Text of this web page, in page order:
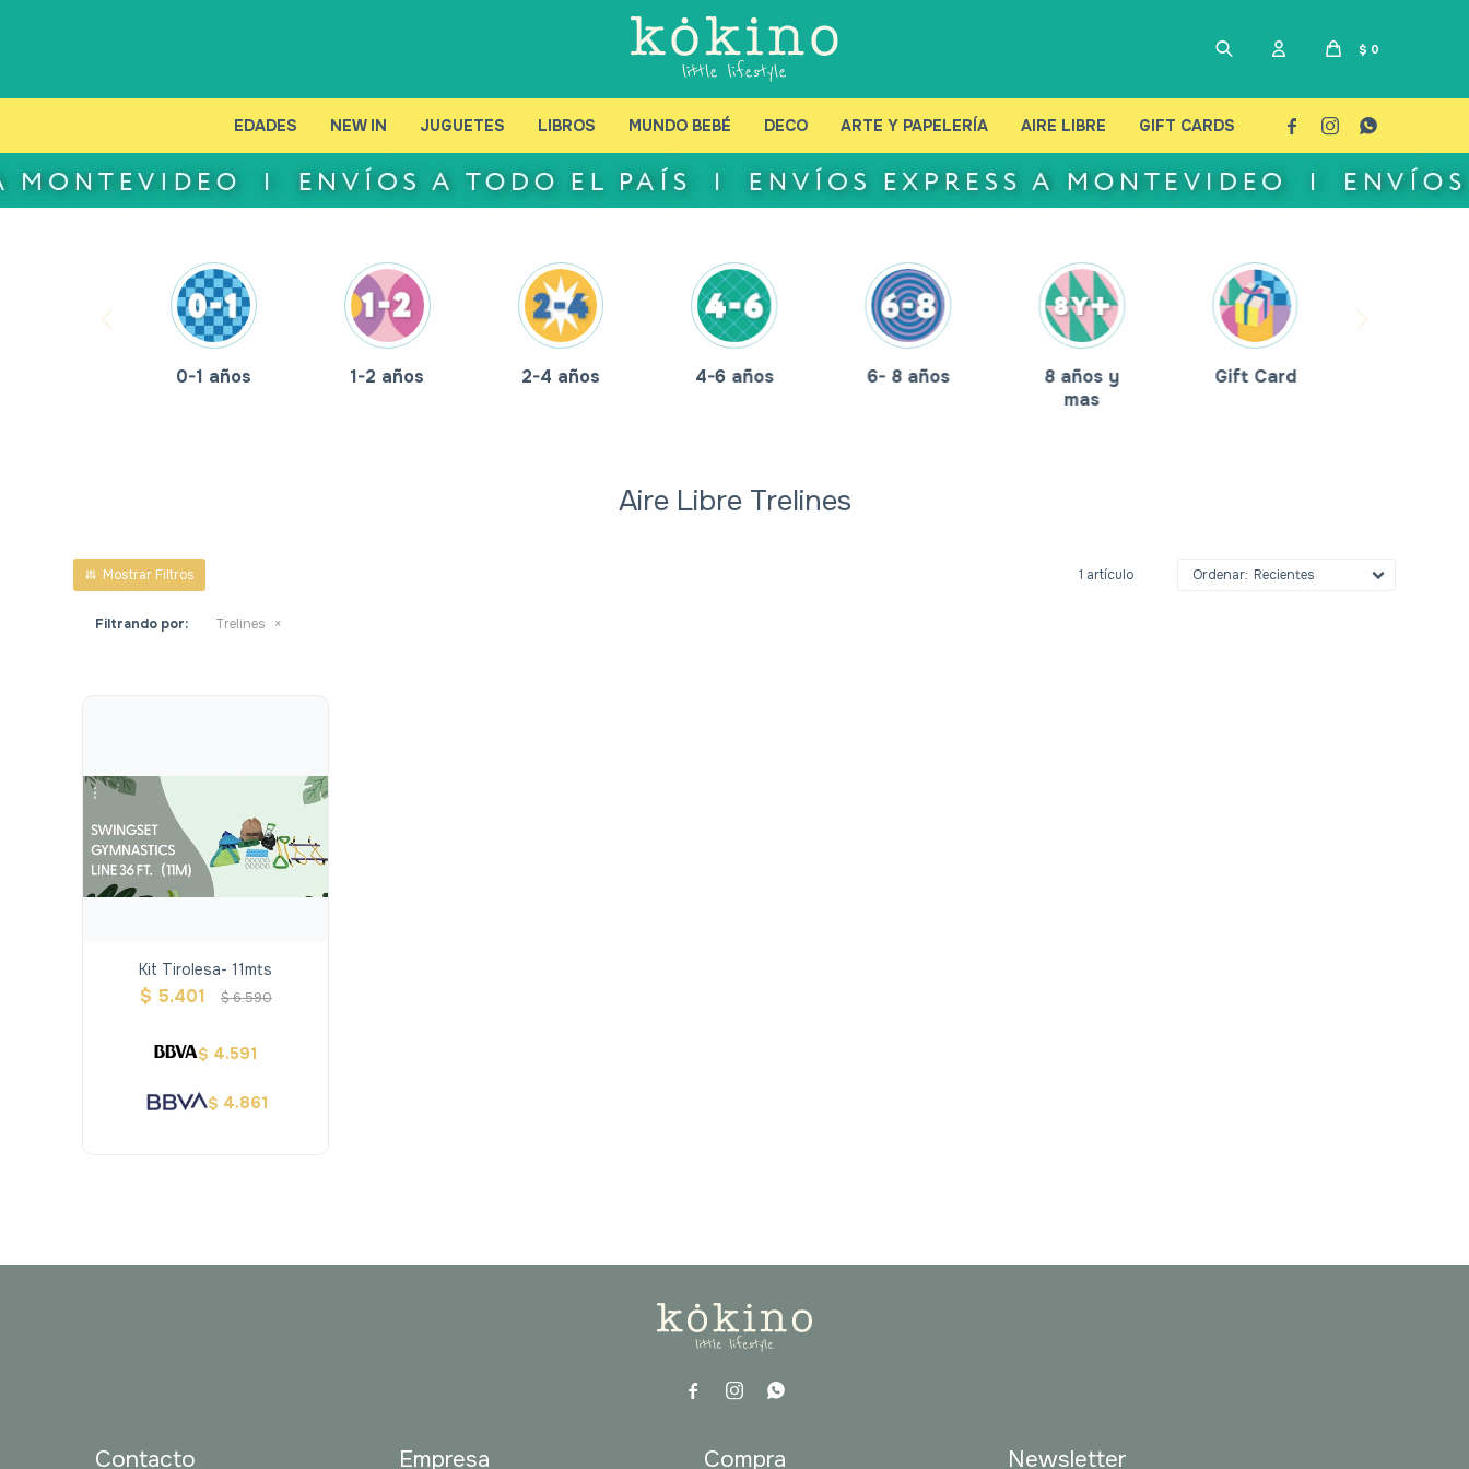
EDADES NEW IN JUGUETES LIBROS MUNDO BEBÉ DECO ARTE Y PAPELERÍA AIRE LIBRE GIFT CARDS
$ 0
  
0-1 años 1-2 años 2-4 años 4-6 años 6- 8 años
8 años y
mas
Gift Card
Aire Libre Trelines
1 artículo Recientes
Filtrando por: Trelines
Kit Tirolesa- 11mts
$ 5.401 $6.590
$ 4.591
$ 4.861
  
Contacto Empresa Compra Newsletter